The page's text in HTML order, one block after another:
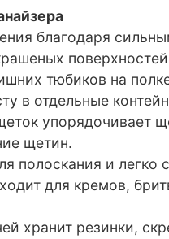
благодаря
тюбиков на
в отдельные
упорядочивает
щетин.
полоскания и легко
для кремов,
хранит резинки,